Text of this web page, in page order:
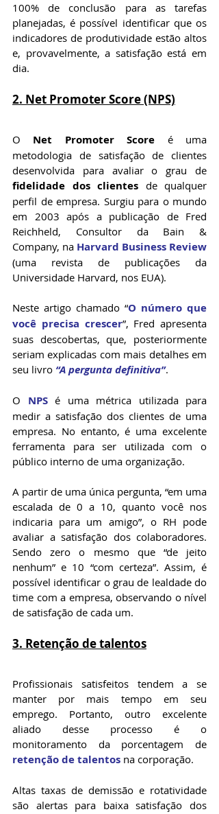
100% de conclusão para as tarefas
planejadas, é possível identificar que os
indicadores de produtividade estão altos
e, provavelmente, a satisfação está em
dia.
2. Net Promoter Score (NPS)
O Net Promoter Score é uma
metodologia de satisfação de clientes
fidelidade dos clientes de qualquer
perfil de empresa. Surgiu para o mundo
em 2003 após a publicação de Fred
Reichheld, Consultor da Bain &
Company, na Harvard Business Review
(uma revista de publicações da
Universidade Harvard, nos EUA).
Neste artigo chamado “O número que
você precisa crescer”, Fred apresenta
suas descobertas, que, posteriormente
seriam explicadas com mais detalhes em
seu livro “A pergunta definitiva”.
O NPS é uma métrica utilizada para
medir a satisfação dos clientes de uma
empresa. No entanto, é uma excelente
ferramenta para ser utilizada com o
público interno de uma organização.
A partir de uma única pergunta, “em uma
escalada de 0 a 10, quanto você nos
indicaria para um amigo”, o RH pode
avaliar a satisfação dos colaboradores.
Sendo zero o mesmo que “de jeito
nenhum” e 10 “com certeza”. Assim, é
possível identificar o grau de lealdade do
time com a empresa, observando o nível
de satisfação de cada um.
3. Retenção de talentos
Profissionais satisfeitos tendem a se
manter por mais tempo em seu
emprego. Portanto, outro excelente
aliado desse processo é o
retenção de talentos na corporação.
Altas taxas de demissão e rotatividade
são alertas para baixa satisfação dos